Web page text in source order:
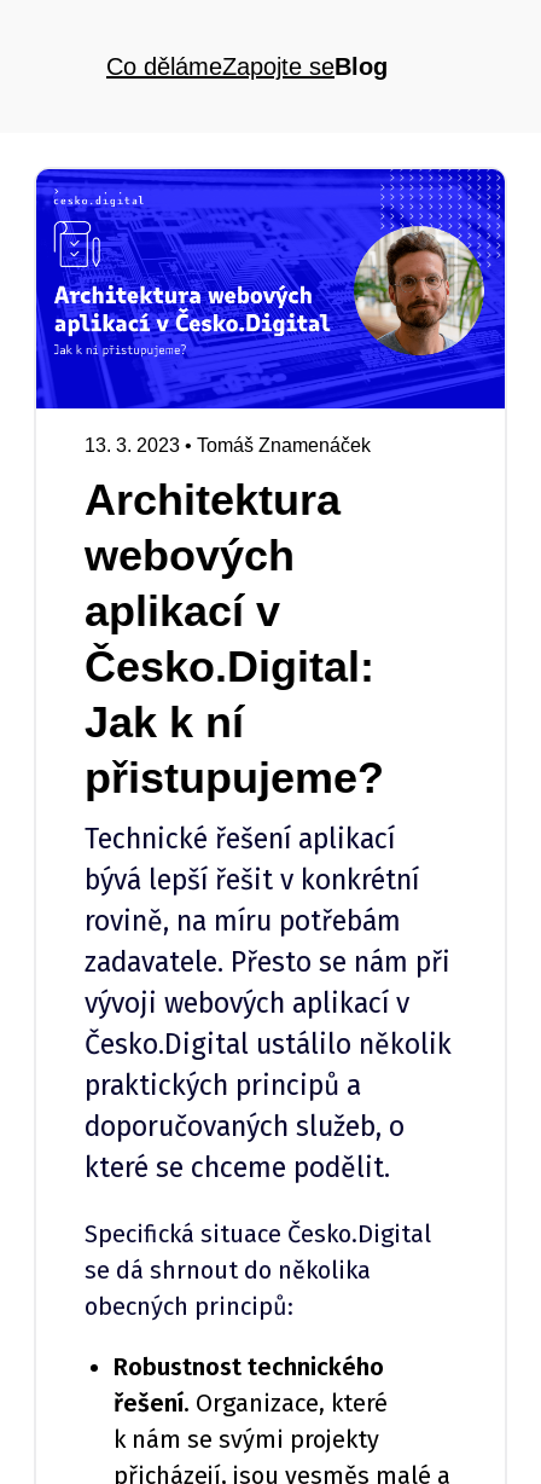
Co dělámeZapojte seBlog
13. 3. 2023 • Tomáš Znamenáček
Architektura
webových
aplikací v
Česko.Digital:
Jak k ní
přistupujeme?
Technické řešení aplikací
bývá lepší řešit v konkrétní
rovině, na míru potřebám
zadavatele. Přesto se nám při
vývoji webových aplikací v
Česko.Digital ustálilo několik
praktických principů a
doporučovaných služeb, o
které se chceme podělit.
Specifická situace Česko.Digital
se dá shrnout do několika
obecných principů:
Robustnost technického
řešení. Organizace, které
k nám se svými projekty
přicházejí, jsou vesměs malé a